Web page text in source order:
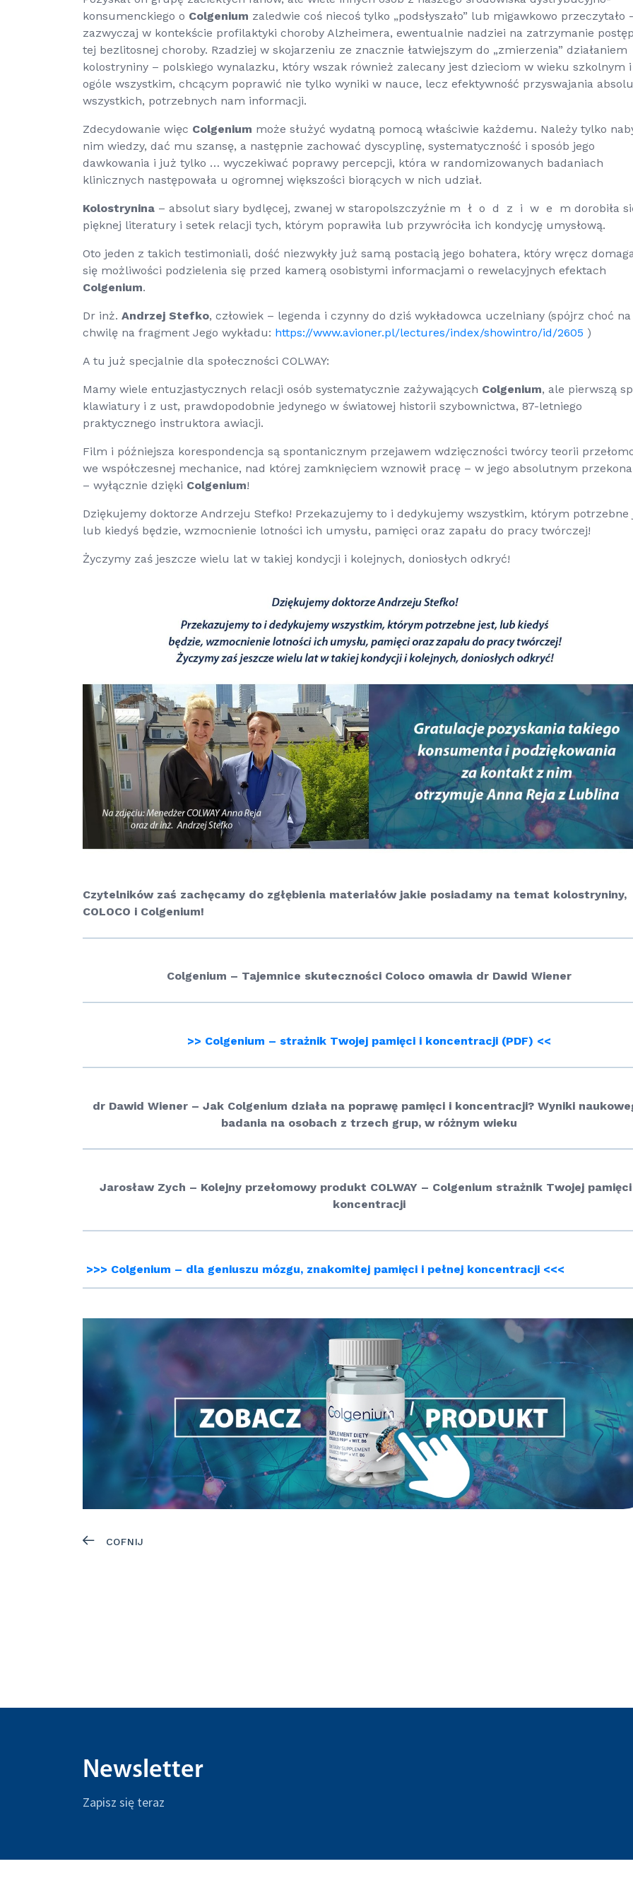
konsumenckiego o Colgenium zaledwie coś niecoś tylko „podsłyszało” lub migawkowo przeczytało
zazwyczaj w kontekście profilaktyki choroby Alzheimera, ewentualnie nadziei na zatrzymanie
tej bezlitosnej choroby. Rzadziej w skojarzeniu ze znacznie łatwiejszym do „zmierzenia” działaniem
kolostryniny – polskiego wynalazku, który wszak również zalecany jest dzieciom w wieku szkolnym
ogóle wszystkim, chcącym poprawić nie tylko wyniki w nauce, lecz efektywność przyswajania
wszystkich, potrzebnych nam informacji.
Zdecydowanie więc Colgenium może służyć wydatną pomocą właściwie każdemu. Należy tylko
nim wiedzy, dać mu szansę, a następnie zachować dyscyplinę, systematyczność i sposób jego
dawkowania i już tylko … wyczekiwać poprawy percepcji, która w randomizowanych badaniach
klinicznych następowała u ogromnej większości biorących w nich udział.
Kolostrynina – absolut siary bydlęcej, zwanej w staropolszczyźnie m ł o d z i w e m dorobiła
pięknej literatury i setek relacji tych, którym poprawiła lub przywróciła ich kondycję umysłową.
Oto jeden z takich testimoniali, dość niezwykły już samą postacią jego bohatera, który wręcz
się możliwości podzielenia się przed kamerą osobistymi informacjami o rewelacyjnych efektach
Colgenium.
Dr inż. Andrzej Stefko, człowiek – legenda i czynny do dziś wykładowca uczelniany (spójrz choć na
chwilę na fragment Jego wykładu: https://www.avioner.pl/lectures/index/showintro/id/2605 )
A tu już specjalnie dla społeczności COLWAY:
Mamy wiele entuzjastycznych relacji osób systematycznie zażywających Colgenium, ale pierwszą
klawiatury i z ust, prawdopodobnie jedynego w światowej historii szybownictwa, 87-letniego
praktycznego instruktora awiacji.
Film i późniejsza korespondencja są spontanicznym przejawem wdzięczności twórcy teorii
we współczesnej mechanice, nad której zamknięciem wznowił pracę – w jego absolutnym
– wyłącznie dzięki Colgenium!
Dziękujemy doktorze Andrzeju Stefko! Przekazujemy to i dedykujemy wszystkim, którym potrzebne
lub kiedyś będzie, wzmocnienie lotności ich umysłu, pamięci oraz zapału do pracy twórczej!
Życzymy zaś jeszcze wielu lat w takiej kondycji i kolejnych, doniosłych odkryć!
Czytelników zaś zachęcamy do zgłębienia materiałów jakie posiadamy na temat kolostryniny,
COLOCO i Colgenium!
Colgenium – Tajemnice skuteczności Coloco omawia dr Dawid Wiener
>> Colgenium – strażnik Twojej pamięci i koncentracji (PDF) <<
dr Dawid Wiener – Jak Colgenium działa na poprawę pamięci i koncentracji? Wyniki
badania na osobach z trzech grup, w różnym wieku
Jarosław Zych – Kolejny przełomowy produkt COLWAY – Colgenium strażnik Twojej
koncentracji
>>> Colgenium – dla geniuszu mózgu, znakomitej pamięci i pełnej koncentracji <<<
COFNIJ
Newsletter
Zapisz się teraz